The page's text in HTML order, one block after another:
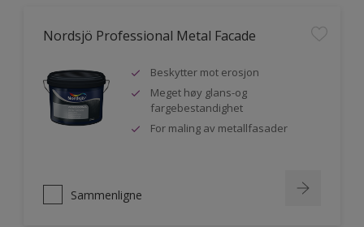
Nordsjö Professional Metal Facade
Beskytter mot erosjon
Meget høy glans-og
fargebestandighet
For maling av metallfasader
Sammenligne